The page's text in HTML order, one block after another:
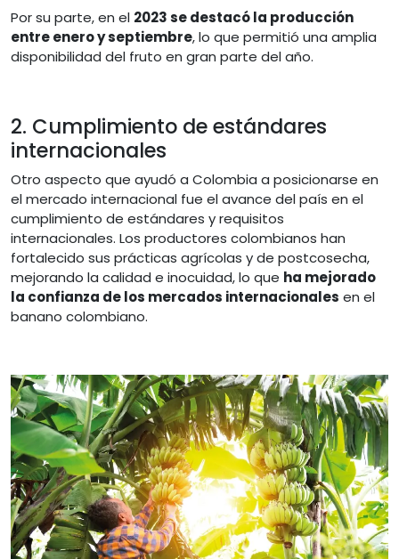
Por su parte, en el 2023 se destacó la producción
entre enero y septiembre, lo que permitió una amplia
disponibilidad del fruto en gran parte del año.
2. Cumplimiento de estándares
internacionales
Otro aspecto que ayudó a Colombia a posicionarse en
el mercado internacional fue el avance del país en el
cumplimiento de estándares y requisitos
internacionales. Los productores colombianos han
fortalecido sus prácticas agrícolas y de postcosecha,
mejorando la calidad e inocuidad, lo que ha mejorado
la confianza de los mercados internacionales en el
banano colombiano.